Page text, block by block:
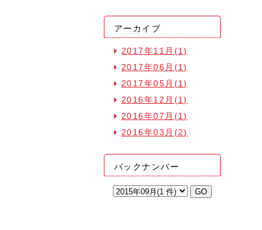
アーカイブ
2017年11月(1)
2017年06月(1)
2017年05月(1)
2016年12月(1)
2016年07月(1)
2016年03月(2)
バックナンバー